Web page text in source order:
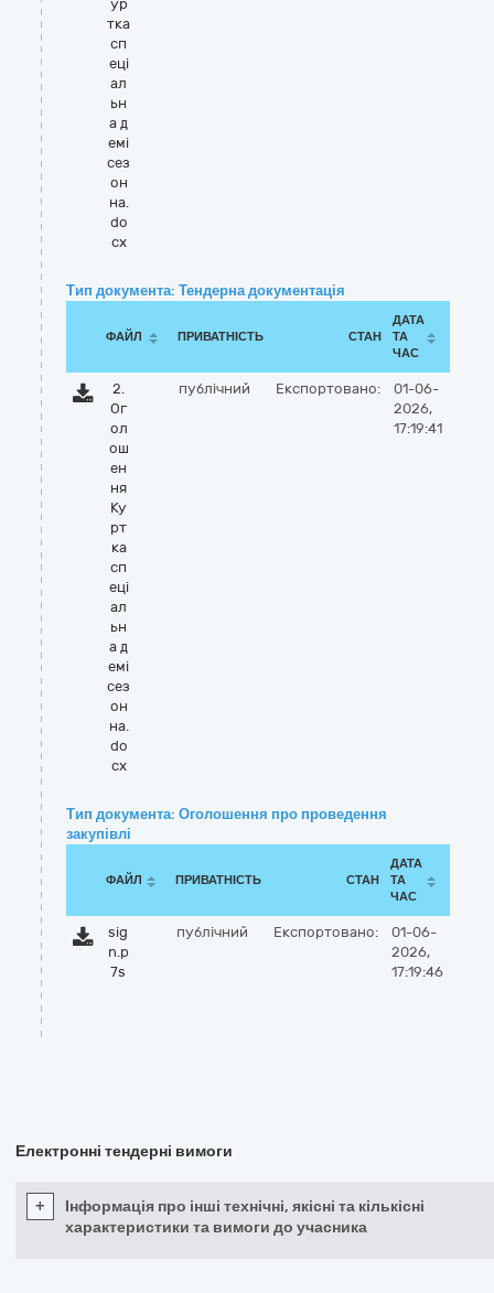
ур
тка
сп
еці
ал
ьн
а д
емі
сез
он
на.
do
cx
Тип документа: Тендерна документація
ФАЙЛ ПРИВАТНІСТЬ СТАН
ДАТА
ТА
ЧАС
2.
Ог
ол
ош
ен
ня
Ку
рт
ка
сп
еці
ал
ьн
а д
емі
сез
он
на.
do
cx
публічний Експортовано:
01-06-
2026,
17:19:41
Тип документа: Оголошення про проведення
закупівлі
ФАЙЛ ПРИВАТНІСТЬ СТАН
ДАТА
ТА
ЧАС
sig
n.p
7s
публічний Експортовано:
01-06-
2026,
17:19:46
Електронні тендерні вимоги
+
Інформація про інші технічні, якісні та кількісні
характеристики та вимоги до учасника